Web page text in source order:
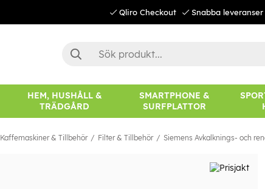
Qliro Checkout Snabba leveranser
HEM, HUSHÅLL &
TRÄDGÅRD
SMARTPHONE &
SURFPLATTOR
Kaffemaskiner & Tillbehör Filter & Tillbehör Siemens Avkalknings- och